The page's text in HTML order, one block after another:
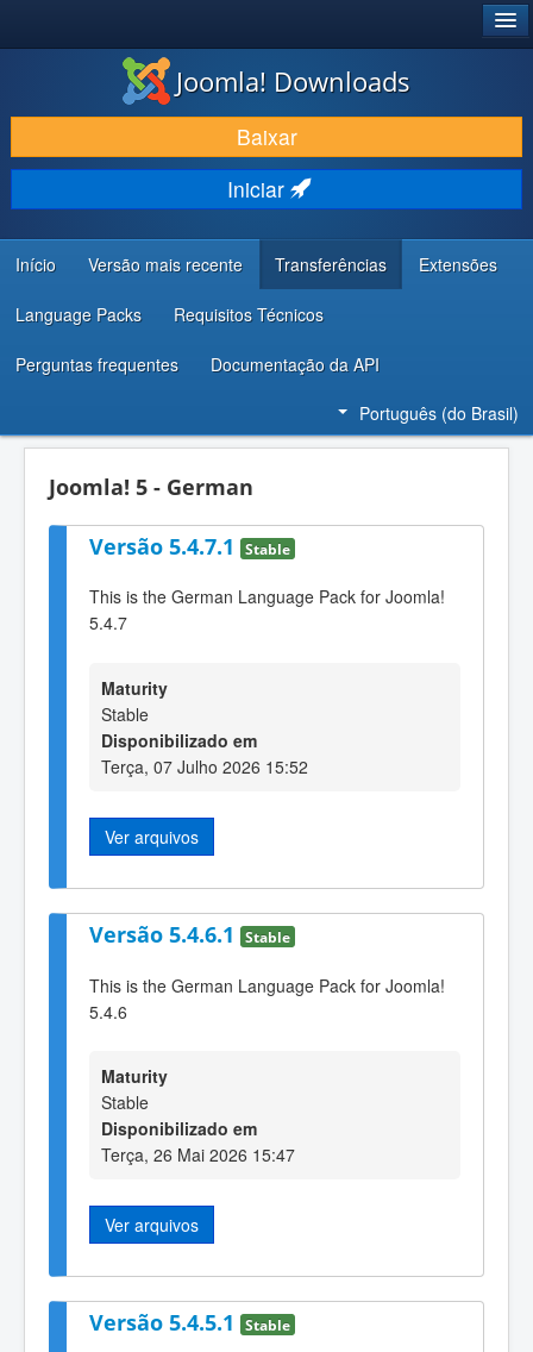
BAIXAR E APRIMORAR
DESCUBRA & APRENDA
COMUNIDADE & SUPORTE
RECURSOS PARA DESENVOLVEDORES
Joomla! Downloads
Baixar
Iniciar
Início Versão mais recente Transferências Extensões
Language Packs Requisitos Técnicos
Perguntas frequentes Documentação da API
Português (do Brasil)
Joomla! 5 - German
Versão 5.4.7.1 Stable
This is the German Language Pack for Joomla!
5.4.7
Maturity
Stable
Disponibilizado em
Terça, 07 Julho 2026 15:52
Ver arquivos
Versão 5.4.6.1 Stable
This is the German Language Pack for Joomla!
5.4.6
Maturity
Stable
Disponibilizado em
Terça, 26 Mai 2026 15:47
Ver arquivos
Versão 5.4.5.1 Stable